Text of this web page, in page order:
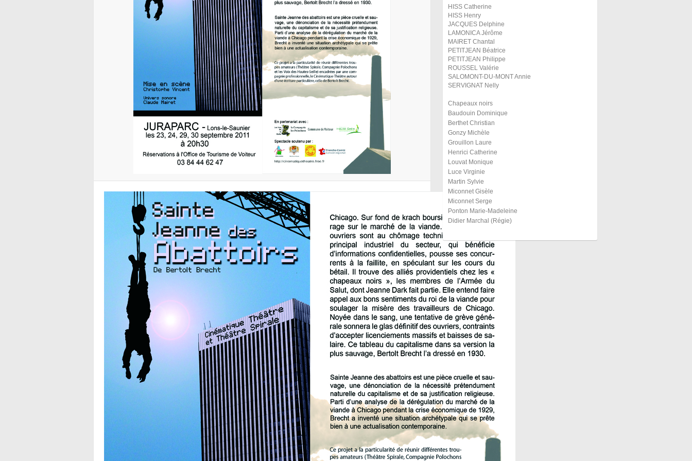
HISS Catherine
HISS Henry
JACQUES Delphine
LAMONICA Jérôme
MAIRET Chantal
PETITJEAN Béatrice
PETITJEAN Philippe
ROUSSEL Valérie
SALOMONT-DU-MONT Annie
SERVIGNAT Nelly
Chapeaux noirs
Baudouin Dominique
Berthet Christian
Gonzy Michèle
Grouillon Laure
Henrici Catherine
Louvat Monique
Luce Virginie
Martin Sylvie
Miconnet Gisèle
Miconnet Serge
Ponton Marie-Madeleine
Didier Marchal (Régie)